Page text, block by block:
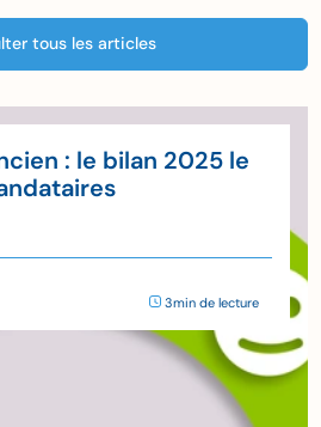
tous les articles
: le bilan 2025 le
3min de lecture